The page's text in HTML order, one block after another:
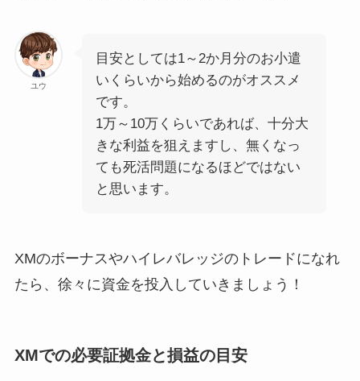
ユウ
目安としては1～2か月分のお小遣
いくらいから始めるのがオススメ
です。
1万～10万くらいであれば、十分大
きな利益を狙えますし、無くなっ
ても死活問題になるほどではない
と思います。
XMのボーナスやハイレバレッジのトレードになれ
たら、徐々に資金を投入していきましょう！
XMでの必要証拠金と損益の目安